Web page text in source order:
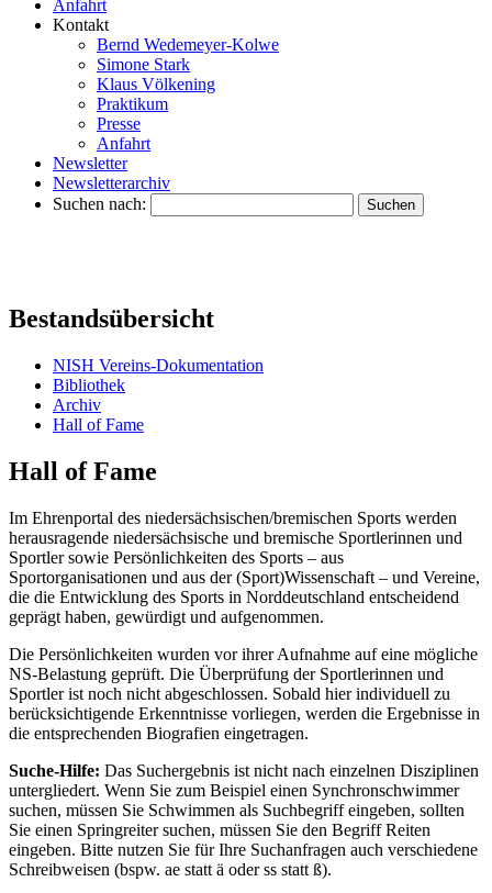
Anfahrt
Kontakt
Bernd Wedemeyer-Kolwe
Simone Stark
Klaus Völkening
Praktikum
Presse
Anfahrt
Newsletter
Newsletterarchiv
Suchen nach:
Bestandsübersicht
NISH Vereins-Dokumentation
Bibliothek
Archiv
Hall of Fame
Hall of Fame
Im Ehrenportal des niedersächsischen/bremischen Sports werden
herausragende niedersächsische und bremische Sportlerinnen und
Sportler sowie Persönlichkeiten des Sports – aus
Sportorganisationen und aus der (Sport)Wissenschaft – und Vereine,
die die Entwicklung des Sports in Norddeutschland entscheidend
geprägt haben, gewürdigt und aufgenommen.
Die Persönlichkeiten wurden vor ihrer Aufnahme auf eine mögliche
NS-Belastung geprüft. Die Überprüfung der Sportlerinnen und
Sportler ist noch nicht abgeschlossen. Sobald hier individuell zu
berücksichtigende Erkenntnisse vorliegen, werden die Ergebnisse in
die entsprechenden Biografien eingetragen.
Suche-Hilfe: Das Suchergebnis ist nicht nach einzelnen Disziplinen
untergliedert. Wenn Sie zum Beispiel einen Synchronschwimmer
suchen, müssen Sie Schwimmen als Suchbegriff eingeben, sollten
Sie einen Springreiter suchen, müssen Sie den Begriff Reiten
eingeben. Bitte nutzen Sie für Ihre Suchanfragen auch verschiedene
Schreibweisen (bspw. ae statt ä oder ss statt ß).